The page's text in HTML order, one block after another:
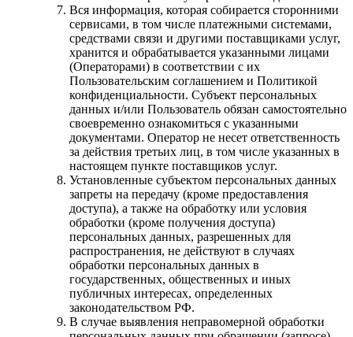
Вся информация, которая собирается сторонними
сервисами, в том числе платежными системами,
средствами связи и другими поставщиками услуг,
хранится и обрабатывается указанными лицами
(Операторами) в соответствии с их
Пользовательским соглашением и Политикой
конфиденциальности. Субъект персональных
данных и/или Пользователь обязан самостоятельно
своевременно ознакомиться с указанными
документами. Оператор не несет ответственность
за действия третьих лиц, в том числе указанных в
настоящем пункте поставщиков услуг.
Установленные субъектом персональных данных
запреты на передачу (кроме предоставления
доступа), а также на обработку или условия
обработки (кроме получения доступа)
персональных данных, разрешенных для
распространения, не действуют в случаях
обработки персональных данных в
государственных, общественных и иных
публичных интересах, определенных
законодательством РФ.
В случае выявления неправомерной обработки